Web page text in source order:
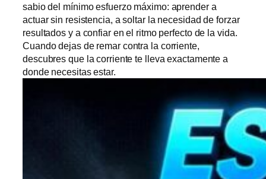
sabio del mínimo esfuerzo máximo: aprender a
actuar sin resistencia, a soltar la necesidad de forzar
resultados y a confiar en el ritmo perfecto de la vida.
Cuando dejas de remar contra la corriente,
descubres que la corriente te lleva exactamente a
donde necesitas estar.